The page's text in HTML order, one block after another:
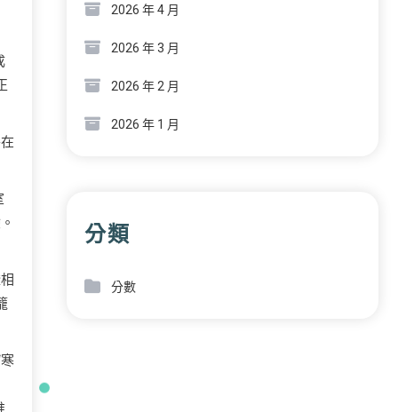
2026 年 4 月
2026 年 3 月
2026 年 2 月
2026 年 1 月
分類
分數